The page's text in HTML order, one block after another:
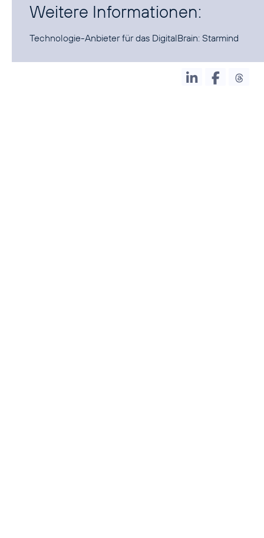
Weitere Informationen:
Technologie-Anbieter für das DigitalBrain: Starmind